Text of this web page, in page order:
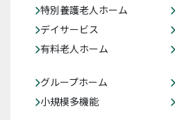
特別養護老人ホーム
デイサービス
有料老人ホーム
グループホーム
小規模多機能